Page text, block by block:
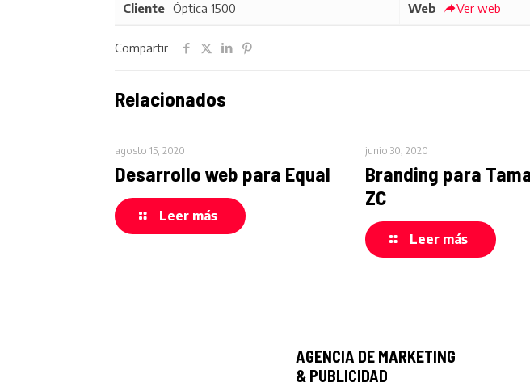
Cliente Óptica 1500 Web Ver web
Compartir
Relacionados
agosto 15, 2020
Desarrollo web para Equal
Leer más
junio 30, 2020
Branding para
ZC
Leer más
AGENCIA DE MARKETING
& PUBLICIDAD